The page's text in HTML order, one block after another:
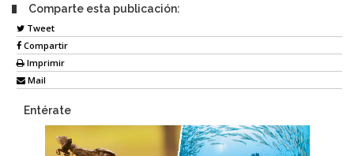
Comparte esta publicación:
Tweet
Compartir
Imprimir
Mail
Entérate